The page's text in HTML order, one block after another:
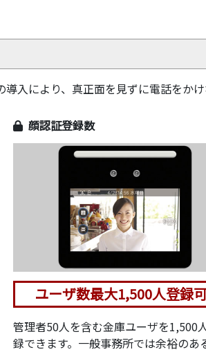
入により、真正面を見ずに電話をか
顔認証登録数
ユーザ数最大1,500人登録
管理者50人を含む金庫ユーザを1,500
録できます。一般事務所では余裕のあ